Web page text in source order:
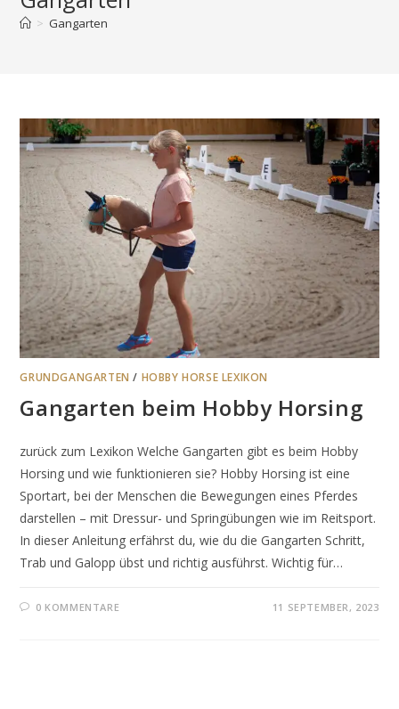
> Gangarten
GRUNDGANGARTEN / HOBBY HORSE LEXIKON
Gangarten beim Hobby Horsing
zurück zum Lexikon Welche Gangarten gibt es beim Hobby
Horsing und wie funktionieren sie? Hobby Horsing ist eine
Sportart, bei der Menschen die Bewegungen eines Pferdes
darstellen – mit Dressur- und Springübungen wie im Reitsport.
In dieser Anleitung erfährst du, wie du die Gangarten Schritt,
Trab und Galopp übst und richtig ausführst. Wichtig für…
0 KOMMENTARE 11 SEPTEMBER, 2023